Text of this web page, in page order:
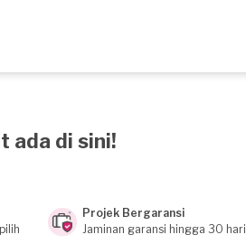
ada di sini!
Projek Bergaransi
Jaminan garansi hingga 30 hari